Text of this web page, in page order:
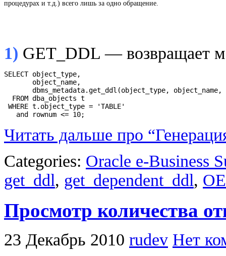
процедурах и т.д.) всего лишь за одно обращение.
1) GET_DDL — возвращает
SELECT object_type,
       object_name,
dbms_metadata.get_ddl(object_type, object_name,
  FROM dba_objects t
WHERE t.object_type = 'TABLE'
   and rownum <= 10;
Читать дальше про
Categories: Oracle e-Business
get_ddl, get_dependent_ddl,
Просмотр количества
23 Декабрь 2010 rudev Нет